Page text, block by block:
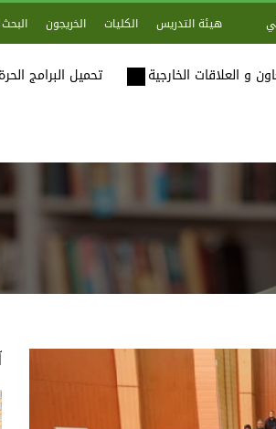
هيئة التدريس الكليات الخريجون
و العلاقات الخارجية تحميل البرامج الحرة